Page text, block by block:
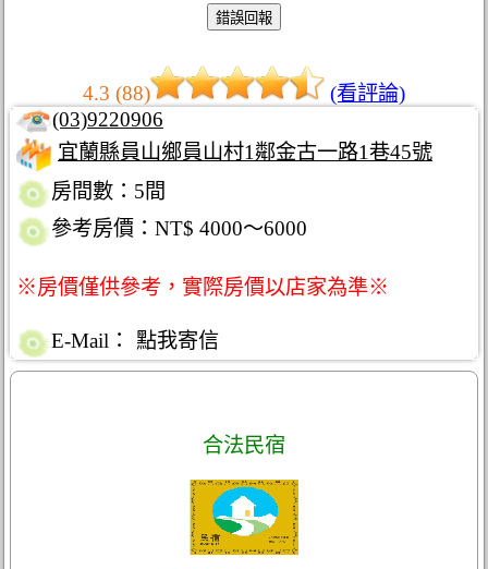
4.3 (88)
(看評論)
(03)9220906
宜蘭縣員山鄉員山村1鄰金古一路1巷45號
房間數：5間
參考房價：NT$ 4000～6000
※房價僅供參考，實際房價以店家為準※
E-Mail： 點我寄信
合法民宿